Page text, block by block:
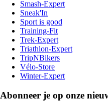
Smash-Expert
Sneak'In
Sport is good
Training-Fit
Trek-Expert
Triathlon-Expert
TripNBikers
Vélo-Store
Winter-Expert
Abonneer je op onze